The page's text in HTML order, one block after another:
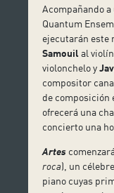
Acompañando
Quantum
ejecutarán
Samouilal
violonchelo y
compositor
de composición
ofrecerá una
concierto una
Artes
roca), un
piano cuyas